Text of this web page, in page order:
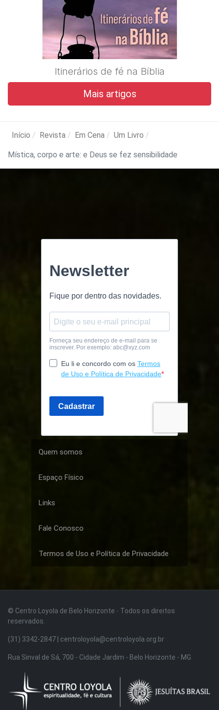
Itinerários de fé na Bíblia
Mais artigos
Início Revista Em Cena Um Livro
Mística, corpo e arte: e Deus se fez sensibilidade
Quem somos
Espaço Físico
Links
Fale Conosco
Termos de Uso e Política de Privacidade
© Centro Loyola de Belo Horizonte · Todos os direitos
reservados.
(31) 3342-2847 | centroloyola@centroloyola.org.br
Rua Sinval de Sá, 700 - Cidade Jardim - Belo Horizonte - MG